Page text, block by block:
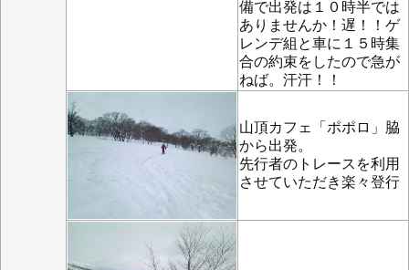
備で出発は１０時半では
ありませんか！遅！！ゲ
レンデ組と車に１５時集
合の約束をしたので急が
ねば。汗汗！！
山頂カフェ「ポポロ」脇
から出発。
先行者のトレースを利用
させていただき楽々登行